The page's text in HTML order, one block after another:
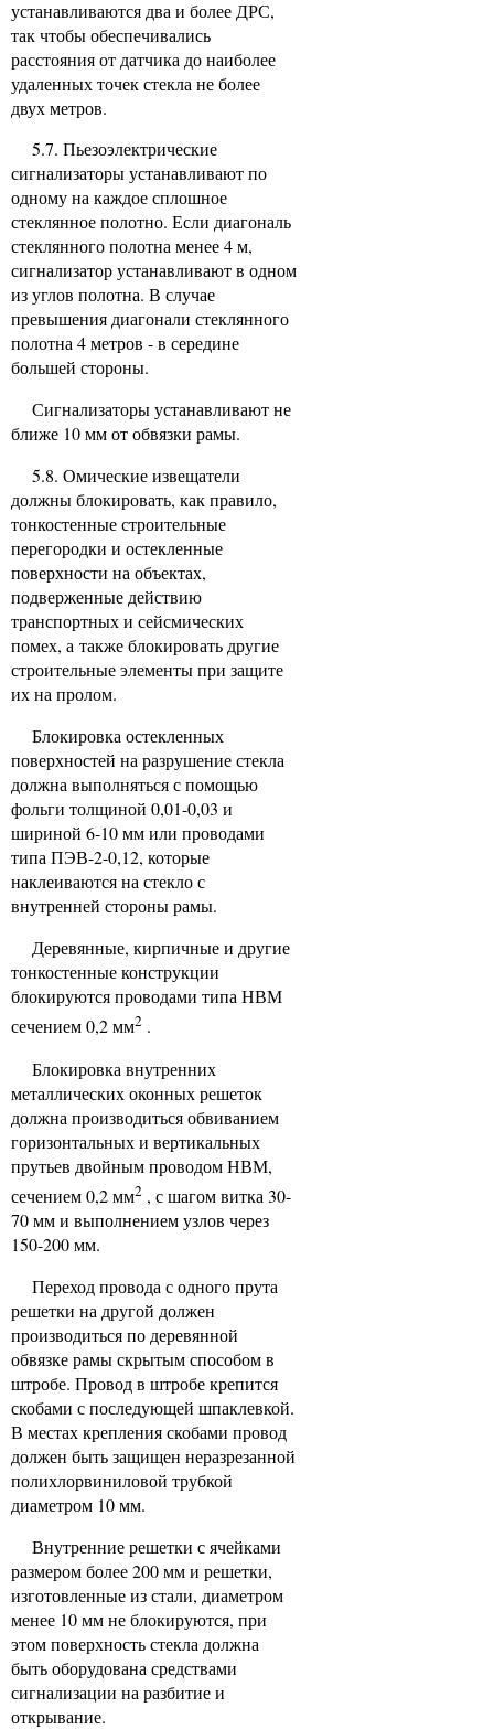
устанавливаются два и более ДРС,
так чтобы обеспечивались
расстояния от датчика до наиболее
удаленных точек стекла не более
двух метров.
5.7. Пьезоэлектрические
сигнализаторы устанавливают по
одному на каждое сплошное
стеклянное полотно. Если диагональ
стеклянного полотна менее 4 м,
сигнализатор устанавливают в одном
из углов полотна. В случае
превышения диагонали стеклянного
полотна 4 метров - в середине
большей стороны.
Сигнализаторы устанавливают не
ближе 10 мм от обвязки рамы.
5.8. Омические извещатели
должны блокировать, как правило,
тонкостенные строительные
перегородки и остекленные
поверхности на объектах,
подверженные действию
транспортных и сейсмических
помех, а также блокировать другие
строительные элементы при защите
их на пролом.
Блокировка остекленных
поверхностей на разрушение стекла
должна выполняться с помощью
фольги толщиной 0,01-0,03 и
шириной 6-10 мм или проводами
типа ПЭВ-2-0,12, которые
наклеиваются на стекло с
внутренней стороны рамы.
Деревянные, кирпичные и другие
тонкостенные конструкции
блокируются проводами типа НВМ
сечением 0,2 мм2 .
Блокировка внутренних
металлических оконных решеток
должна производиться обвиванием
горизонтальных и вертикальных
прутьев двойным проводом НВМ,
сечением 0,2 мм2 , с шагом витка 30-
70 мм и выполнением узлов через
150-200 мм.
Переход провода с одного прута
решетки на другой должен
производиться по деревянной
обвязке рамы скрытым способом в
штробе. Провод в штробе крепится
скобами с последующей шпаклевкой.
В местах крепления скобами провод
должен быть защищен неразрезанной
полихлорвиниловой трубкой
диаметром 10 мм.
Внутренние решетки с ячейками
размером более 200 мм и решетки,
изготовленные из стали, диаметром
менее 10 мм не блокируются, при
этом поверхность стекла должна
быть оборудована средствами
сигнализации на разбитие и
открывание.